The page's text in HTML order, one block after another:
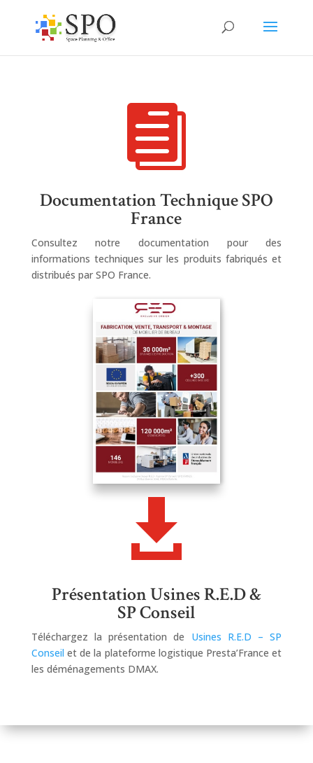

Documentation Technique SPO
France
Consultez notre documentation pour des
informations techniques sur les produits fabriqués et
distribués par SPO France.

Présentation Usines R.E.D &
SP Conseil
Téléchargez la présentation de Usines R.E.D – SP
Conseil et de la plateforme logistique Presta’France et
les déménagements DMAX.